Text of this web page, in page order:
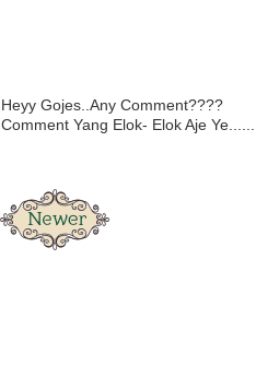
Heyy Gojes..Any Comment????
Comment Yang Elok- Elok Aje Ye......